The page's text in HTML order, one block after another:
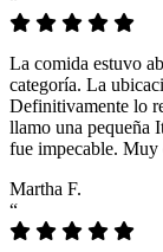
La comida estuvo
categoría. La
Definitivamente lo
llamo una pequeña
fue impecable. Muy
Martha F.
“